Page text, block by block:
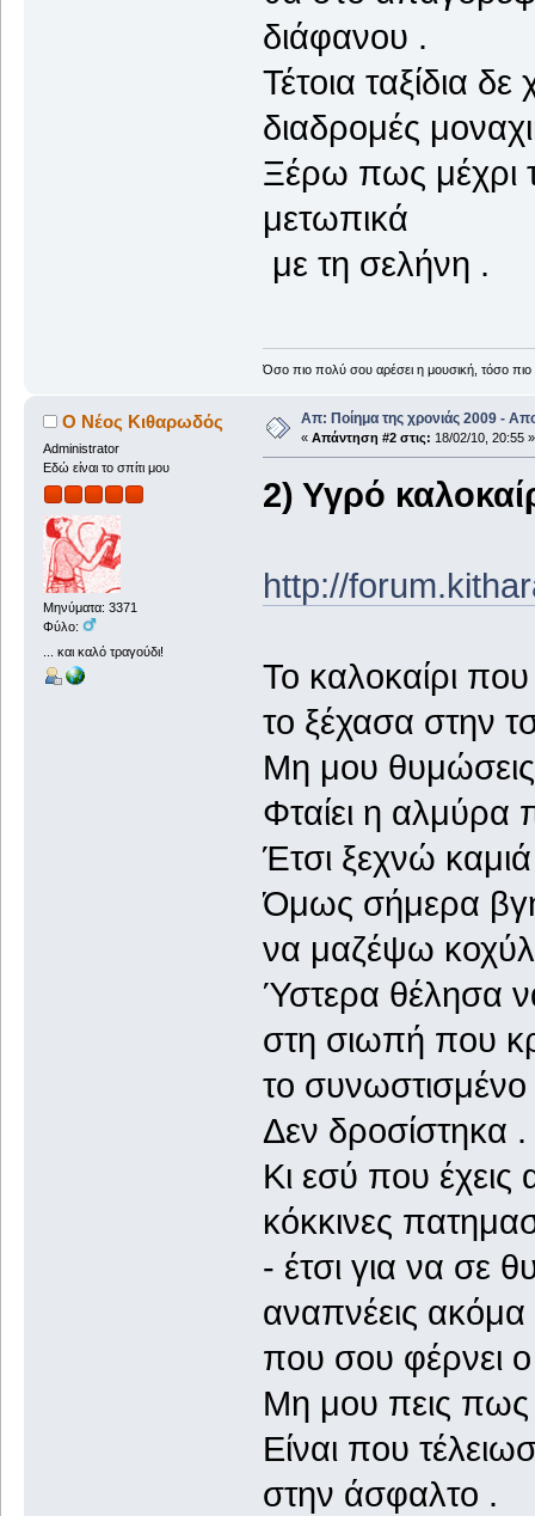
διάφανου .
Τέτοια ταξίδια
διαδρομές
Ξέρω πως μέχρι
μετωπικά
με τη σελήνη .
Όσο πιο πολύ σου αρέσει η μουσική, τόσο
Ο Νέος Κιθαρωδός
Administrator
Εδώ είναι το σπίτι μου
Μηνύματα: 3371
Φύλο:
... και καλό τραγούδι!
Απ: Ποίημα της χρονιάς 2009 -
« Απάντηση #2 στις: 18/02/10, 20:55 »
2) Υγρό
http://
Το καλοκαίρι
το ξέχασα στην
Μη μου θυμώσεις
Φταίει η αλμύρα
Έτσι ξεχνώ
Όμως σήμερα
να μαζέψω
Ύστερα θέλησα
στη σιωπή που
το
Δεν δροσίστηκα .
Κι εσύ που έχεις
κόκκινες
- έτσι για να σε
αναπνέεις ακόμα
που σου φέρνει
Μη μου πεις πως
Είναι που
στην άσφαλτο .